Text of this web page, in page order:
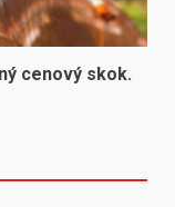
cenový skok.